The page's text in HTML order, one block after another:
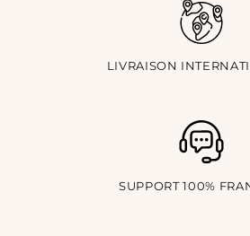
LIVRAISON
SUPPORT 100%